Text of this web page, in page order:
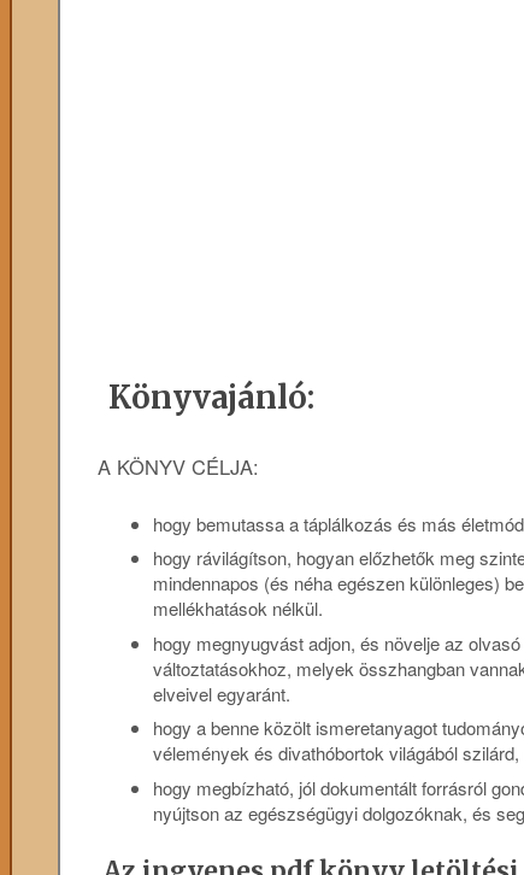
Könyvajánló:
A KÖNYV CÉLJA:
hogy bemutassa a táplálkozás és más
hogy rávilágítson, hogyan előzhetők meg
mindennapos (és néha egészen különleges)
mellékhatások nélkül.
hogy megnyugvást adjon, és növelje az
változtatásokhoz, melyek összhangban
elveivel egyaránt.
hogy a benne közölt ismeretanyagot
vélemények és divathóbortok világából
hogy megbízható, jól dokumentált forrásról
nyújtson az egészségügyi dolgozóknak, és